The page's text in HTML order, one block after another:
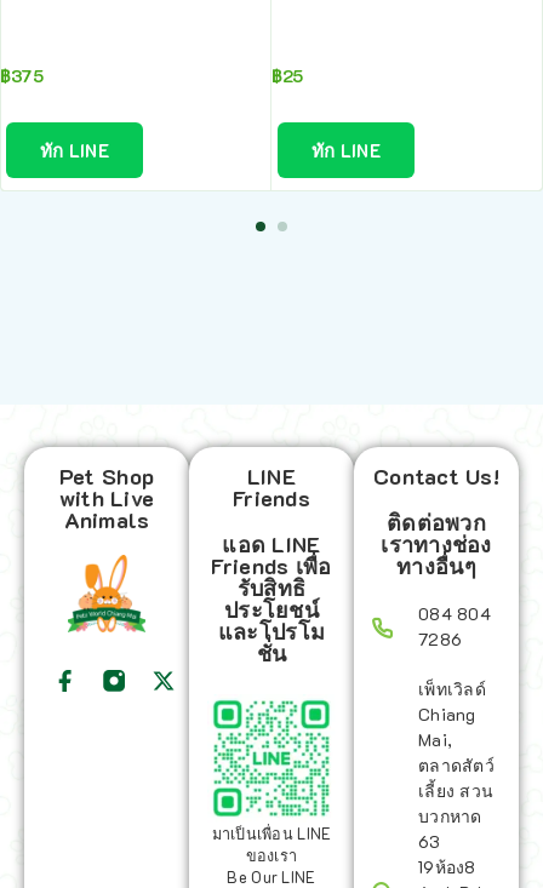
฿375
ทัก LINE
฿25
ทัก LINE
Pet Shop
with Live
Animals
LINE
Friends
แอด LINE
Friends เพื่อ
รับสิทธิ
ประโยชน์
และโปรโม
ชั่น
มาเป็นเพื่อน LINE
ของเรา
Be Our LINE
Contact Us!
ติดต่อพวก
เราทางช่อง
ทางอื่นๆ
084 804
7286
เพ็ทเวิลด์
Chiang
Mai,
ตลาดสัตว์
เลี้ยง สวน
บวกหาด
63
19ห้อง8